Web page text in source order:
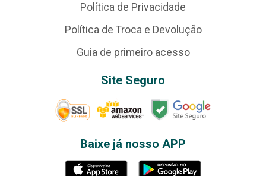
Política de Privacidade
Política de Troca e Devolução
Guia de primeiro acesso
Site Seguro
Baixe já nosso APP